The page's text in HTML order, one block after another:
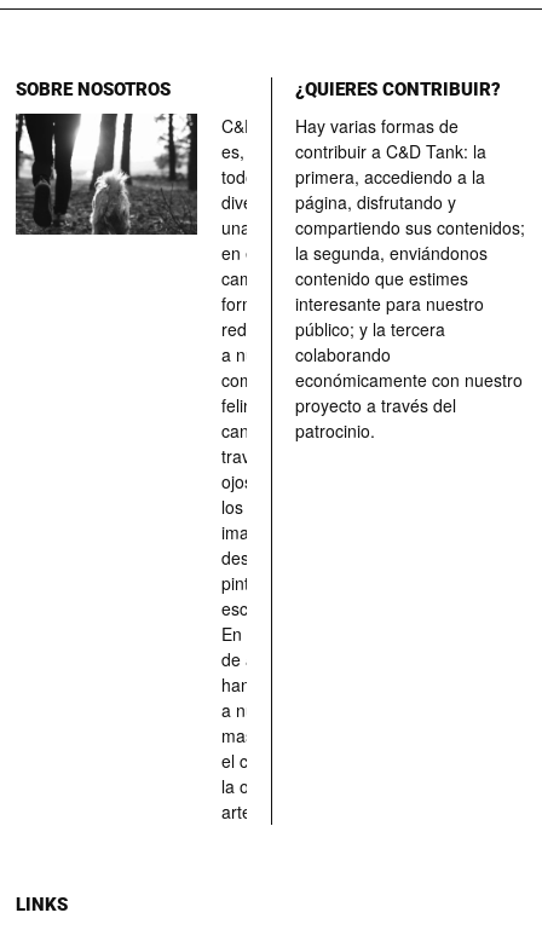
SOBRE NOSOTROS
C&D Tank
es, ante
todo, un
divertimento,
una parada
en el
camino, una
forma de
redescubrir
a nuestros
compañeros
felinos y
caninos a
través de los
ojos quienes
los han
imaginado,
descrito,
pintado,
esculpido...
En definitiva,
de aquellos
han situado
a nuestras
mascotas en
el centro de
la obra de
arte.
¿QUIERES CONTRIBUIR?
Hay varias formas de
contribuir a C&D Tank: la
primera, accediendo a la
página, disfrutando y
compartiendo sus contenidos;
la segunda, enviándonos
contenido que estimes
interesante para nuestro
público; y la tercera
colaborando
económicamente con nuestro
proyecto a través del
patrocinio.
LINKS